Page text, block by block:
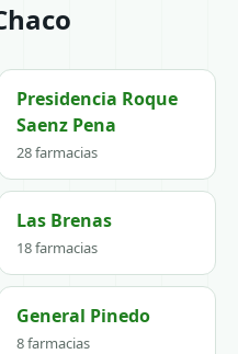
Presidencia Roque
Saenz Pena
28 farmacias
Las Brenas
18 farmacias
General Pinedo
8 farmacias